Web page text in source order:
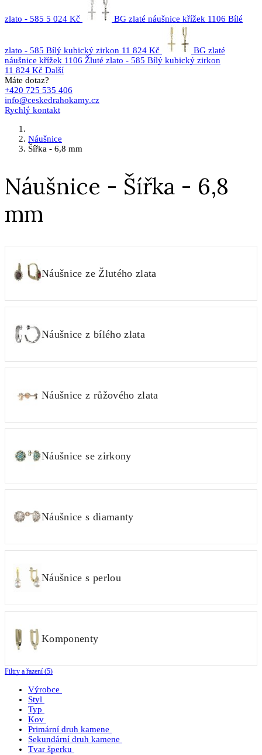
zlato - 585 5 024 Kč BG zlaté náušnice křížek 1106 Bílé
zlato - 585 Bílý kubický zirkon 11 824 Kč
BG zlaté
náušnice křížek 1106 Žluté zlato - 585 Bílý kubický zirkon
11 824 Kč Další
Máte dotaz?
+420 725 535 406
info@ceskedrahokamy.cz
Rychlý kontakt
Náušnice
Šířka - 6,8 mm
Náušnice - Šířka - 6,8
mm
Náušnice ze Žlutého zlata
Náušnice z bílého zlata
Náušnice z růžového zlata
Náušnice se zirkony
Náušnice s diamanty
Náušnice s perlou
Komponenty
Filtry a řazení (5)
Výrobce
Styl
Typ
Kov
Primární druh kamene
Sekundární druh kamene
Tvar šperku